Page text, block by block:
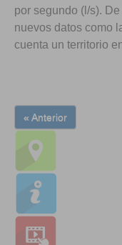
por segundo (l/s).
nuevos datos como
cuenta un territorio
« Anterior